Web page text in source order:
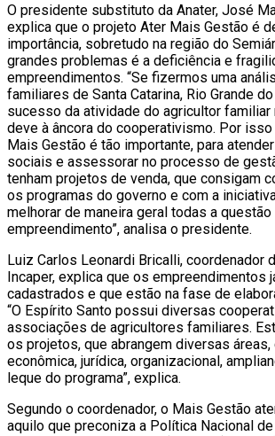
O presidente substituto da Anater, José
explica que o projeto Ater Mais Gestão é
importância, sobretudo na região do
grandes problemas é a deficiência e
empreendimentos. “Se fizermos uma
familiares de Santa Catarina, Rio Grande
sucesso da atividade do agricultor familiar
deve à âncora do cooperativismo. Por
Mais Gestão é tão importante, para
sociais e assessorar no processo de
tenham projetos de venda, que consigam
os programas do governo e com a
melhorar de maneira geral todas a questão
empreendimento”, analisa o presidente.
Luiz Carlos Leonardi Bricalli, coordenador
Incaper, explica que os empreendimentos
cadastrados e que estão na fase de
“O Espírito Santo possui diversas
associações de agricultores familiares.
os projetos, que abrangem diversas áreas,
econômica, jurídica, organizacional,
leque do programa”, explica.
Segundo o coordenador, o Mais Gestão
aquilo que preconiza a Política Nacional